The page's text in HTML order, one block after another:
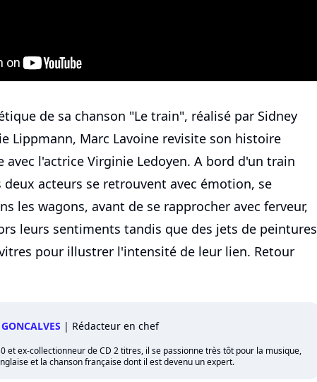
de sa chanson "Le train", réalisé par Sidney
Lippmann, Marc Lavoine revisite son histoire
avec l'actrice Virginie Ledoyen. A bord d'un train
deux acteurs se retrouvent avec émotion, se
les wagons, avant de se rapprocher avec ferveur,
leurs sentiments tandis que des jets de peintures
pour illustrer l'intensité de leur lien. Retour
| Rédacteur en chef
et ex-collectionneur de CD 2 titres, il se passionne très tôt pour la musique,
et la chanson française dont il est devenu un expert.